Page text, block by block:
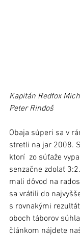
Kapitán Redfox
Peter Rindoš
Obaja súperi sa v
stretli na jar 2008.
ktorí  zo súťaže
senzačne zdolať
mali dôvod na
sa vrátili do
s rovnakými
oboch táborov
článkom nájdete